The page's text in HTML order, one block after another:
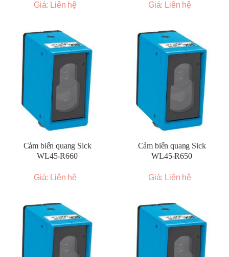
Giá: Liên hệ Giá: Liên hệ
Cảm biến quang Sick
WL45-R660
Giá: Liên hệ
Cảm biến quang Sick
WL45-R650
Giá: Liên hệ